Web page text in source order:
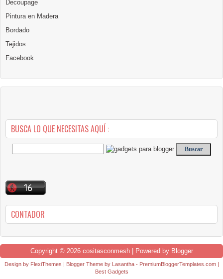
Decoupage
Pintura en Madera
Bordado
Tejidos
Facebook
BUSCA LO QUE NECESITAS AQUÍ :
CONTADOR
Copyright © 2026 cositasconmesh| Powered by Blogger
Design by FlexiThemes | Blogger Theme by Lasantha- PremiumBloggerTemplates.com|
Best Gadgets